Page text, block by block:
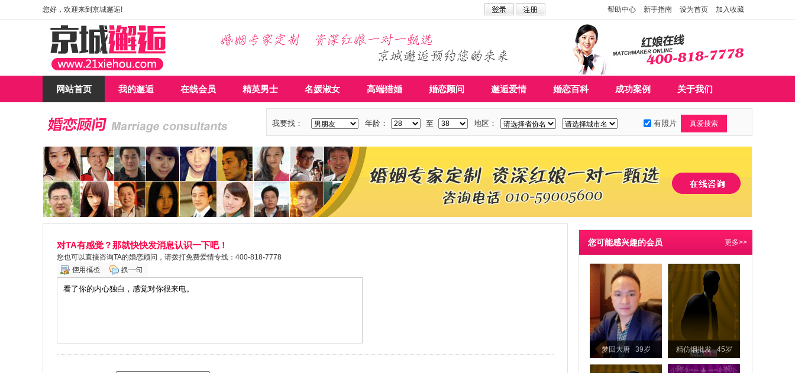
您好，欢迎来到京城邂逅! 帮助中心 新手指南 设为首页 加入收藏
网站首页 我的邂逅 在线会员 精英男士 名媛淑女 高端猎婚 婚恋顾问 邂逅爱情 婚恋百科 成功案例 关于我们
我要找： 年龄： 至 地区： 有照片
对TA有感觉？那就快快发消息认识一下吧！
您也可以直接咨询TA的婚恋顾问，请拨打免费爱情专线：400-818-7778
更多>>
您可能感兴趣的会员
梦回大唐 39岁 精仿烟批发 45岁